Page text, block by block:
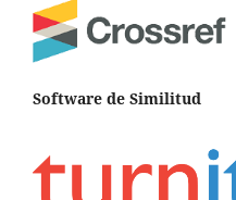
Software de Similitud